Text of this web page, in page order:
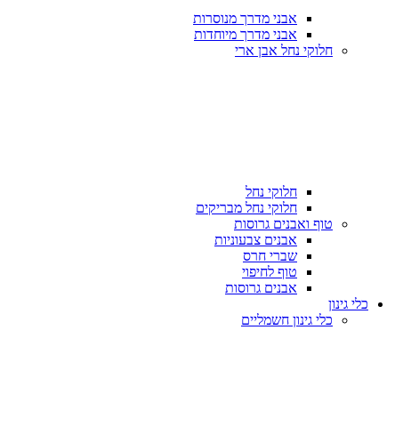
אבני מדרך מנוסרות
אבני מדרך מיוחדות
חלוקי נחל אבן ארי
חלוקי נחל
חלוקי נחל מבריקים
טוף ואבנים גרוסות
אבנים צבעוניות
שברי חרס
טוף לחיפוי
אבנים גרוסות
כלי גינון
כלי גינון חשמליים